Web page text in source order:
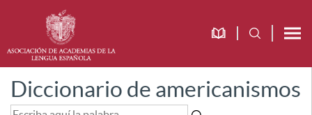
Diccionario de americanismos